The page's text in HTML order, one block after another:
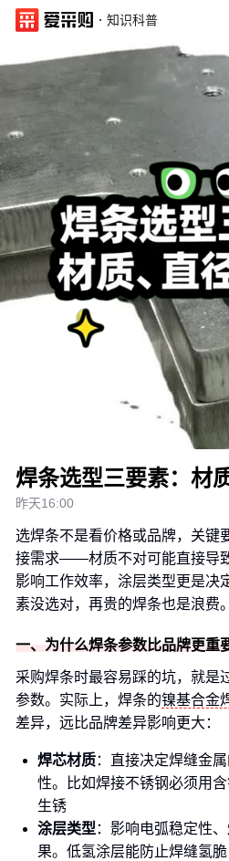
· 知识科普
焊条选型三要素：材
昨天16:00
选焊条不是看价格或品牌，关键
接需求——材质不对可能直接导
影响工作效率，涂层类型更是决
素没选对，再贵的焊条也是浪费。
一、为什么焊条参数比品牌更重
采购焊条时最容易踩的坑，就是
参数。实际上，焊条的镍基合金
差异，远比品牌差异影响更大：
焊芯材质：直接决定焊缝金
性。比如焊接不锈钢必须用
生锈
涂层类型 ：影响电弧稳定性
果。低氢涂层能防止焊缝氢